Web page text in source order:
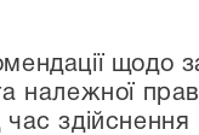
щодо
належної
час